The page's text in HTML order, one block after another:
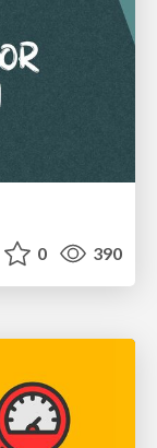
0 390